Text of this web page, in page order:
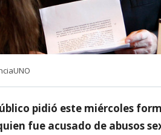
pidió este miércoles
fue acusado de abusos